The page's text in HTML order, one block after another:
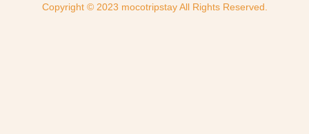
Copyright © 2023 mocotripstay All Rights Reserved.